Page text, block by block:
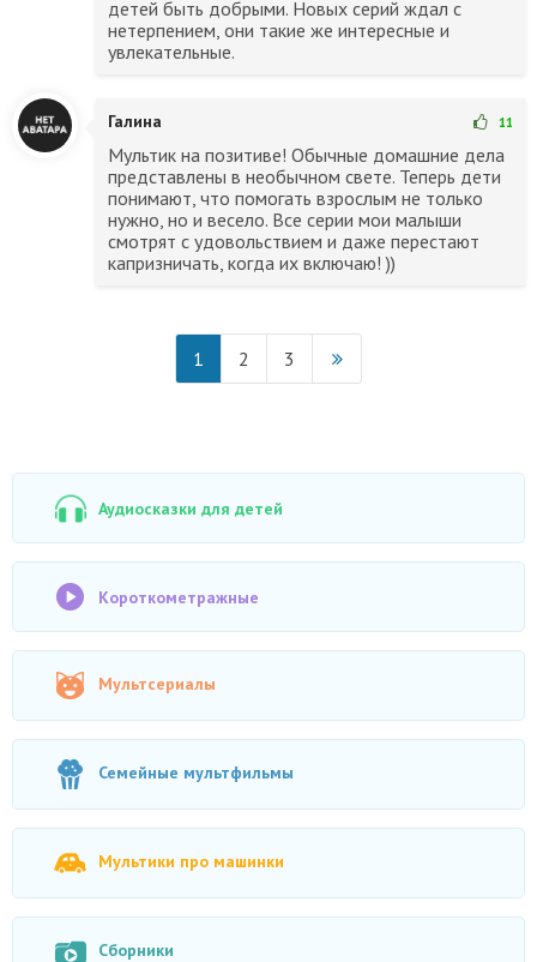
детей быть добрыми. Новых серий ждал с
нетерпением, они такие же интересные и
увлекательные.
Галина 11
Мультик на позитиве! Обычные домашние дела
представлены в необычном свете. Теперь дети
понимают, что помогать взрослым не только
нужно, но и весело. Все серии мои малыши
смотрят с удовольствием и даже перестают
капризничать, когда их включаю! ))
1 2 3
Аудиосказки для детей
Короткометражные
Мультсериалы
Семейные мультфильмы
Мультики про машинки
Сборники